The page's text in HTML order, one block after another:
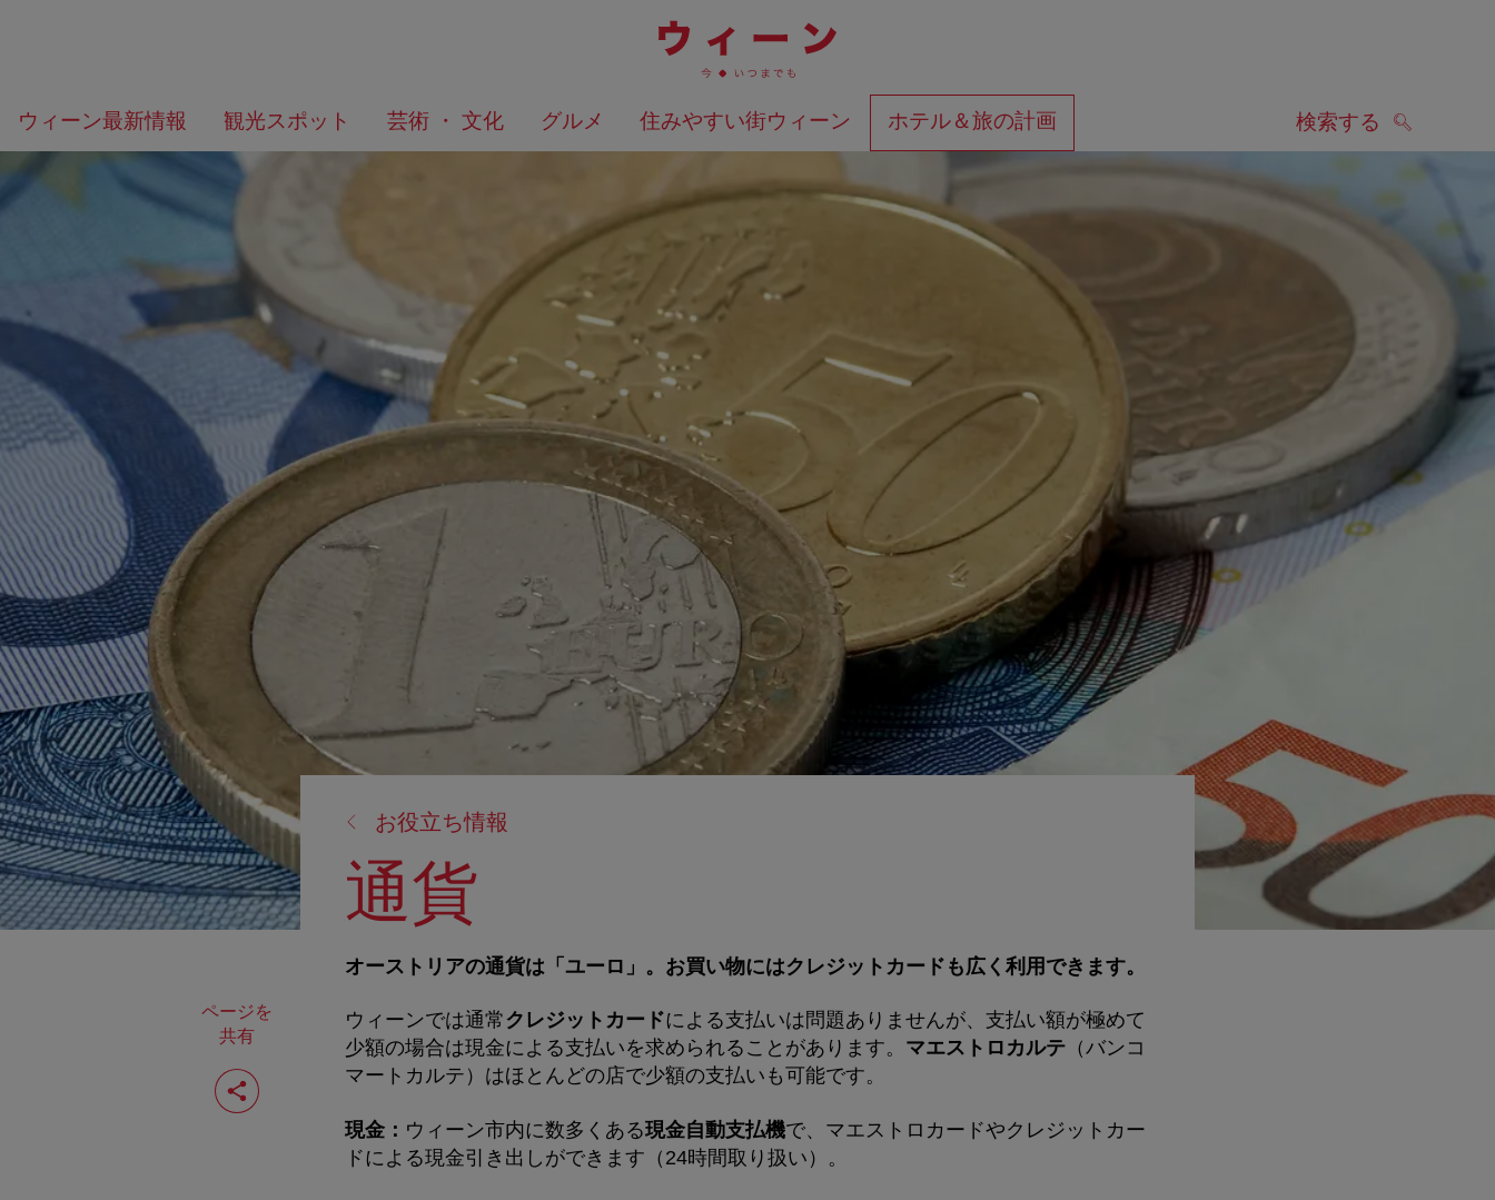
ニ
の
ウィーン最新情報 観光スポット 芸術 ・ 文化 グルメ 住みやすい街ウィーン ホテル＆旅の計画 検索する
何
を
お
検索結果を地図上に表示します
ページを
共有
ペ
ー
ジ
お役立ち情報
通貨
オーストリアの通貨は「ユーロ」。お買い物にはクレジットカードも広く利用できます。
ウィーンでは通常クレジットカードによる支払いは問題ありませんが、支払い額が極めて
少額の場合は現金による支払いを求められることがあります。 マエストロカルテ （バンコ
マートカルテ）はほとんどの店で少額の支払いも可能です。
現金： ウィーン市内に数多くある現金自動支払機で、マエストロカードやクレジットカー
ドによる現金引き出しができます（24時間取り扱い）。